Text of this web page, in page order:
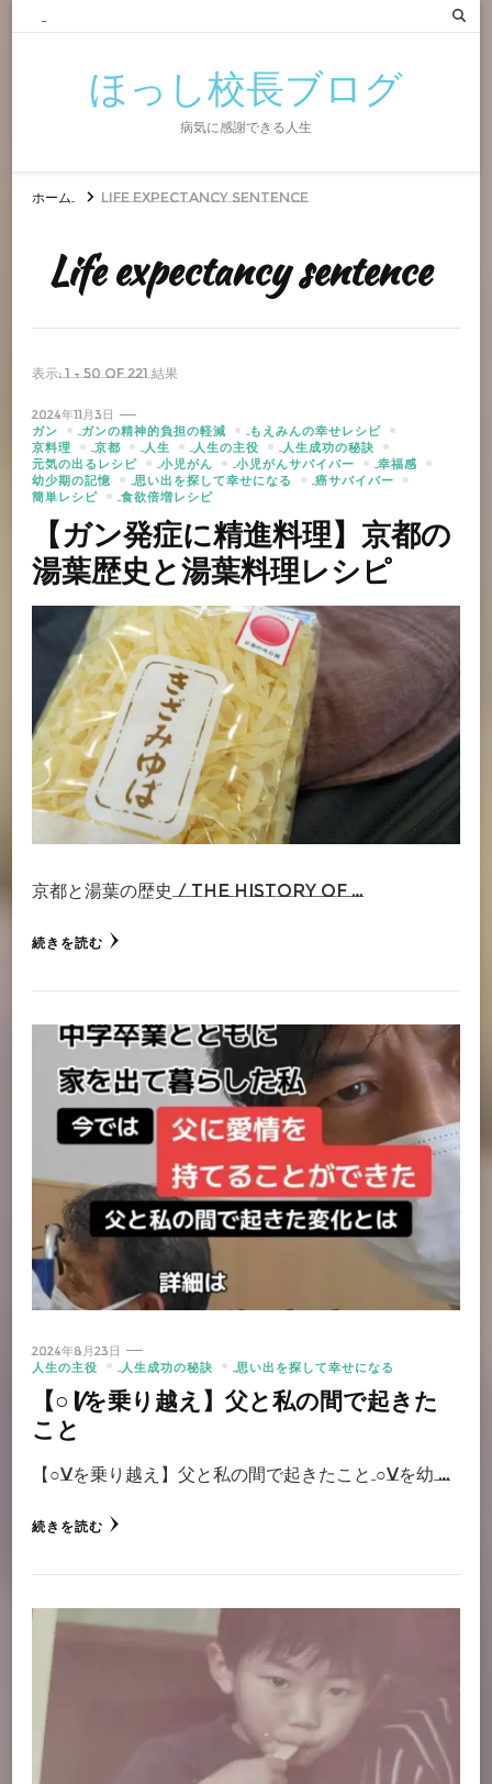
ほっし校長ブログ
病気に感謝できる人生
ホーム Life expectancy sentence
Life expectancy sentence
表示: 1 - 50 of 221 結果
2024年11月3日
ガン
ガンの精神的負担の軽減
もえみんの幸せレシピ
京料理
京都 人生 人生の主役
人生成功の秘訣
元気の出るレシピ
小児がん 小児がんサバイバー
幸福感
幼少期の記憶
思い出を探して幸せになる
癌サバイバー
簡単レシピ
食欲倍増レシピ
【ガン発症に精進料理】京都の
湯葉歴史と湯葉料理レシピ
京都と湯葉の歴史 / The History of …
続きを読む
2024年8月23日
人生の主役
人生成功の秘訣 思い出を探して幸せになる
【○Vを乗り越え】父と私の間で起きた
こと
【○Vを乗り越え】父と私の間で起きたこと ○Vを幼 …
続きを読む